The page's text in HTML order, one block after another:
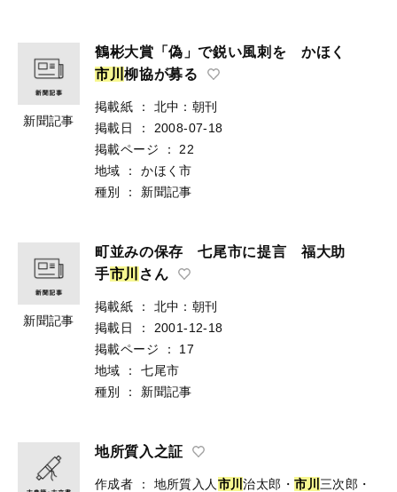
新聞記事
鶴彬大賞「偽」で鋭い風刺を かほく
市 川柳協が募る
掲載紙 ：
北中：朝刊
掲載日
：
2008-07-18
掲載ページ
：
22
地域
：
かほく市
種別
： 新聞記事
新聞記事
町並みの保存 七尾市に提言 福大助
手市川 さん
掲載紙 ：
北中：朝刊
掲載日
：
2001-12-18
掲載ページ
：
17
地域
：
七尾市
種別
： 新聞記事
地所質入之証
作成者 ： 地所質入人 市川治太郎・市川 三次郎・